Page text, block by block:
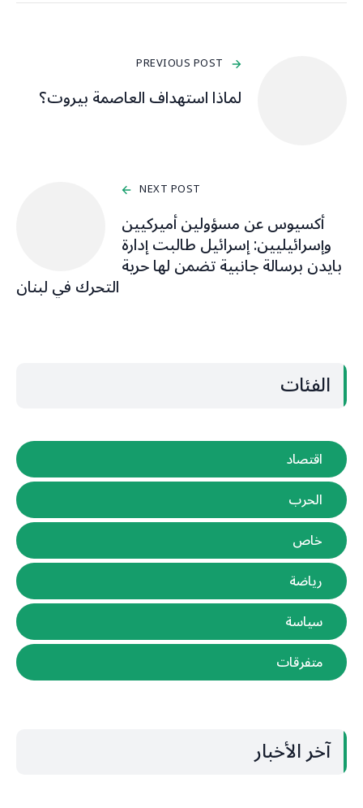
PREVIOUS POST
لماذا استهداف العاصمة بيروت؟
NEXT POST
أكسيوس عن مسؤولين أميركيين
وإسرائيليين: إسرائيل طالبت إدارة
بايدن برسالة جانبية تضمن لها حرية
التحرك في لبنان
الفئات
اقتصاد
الحرب
خاص
رياضة
سياسة
متفرقات
آخر الأخبار